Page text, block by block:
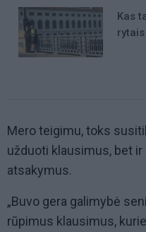
Kas
Mero teigimu, toks
užduoti klausimus, bet
atsakymus.
„Buvo gera galimybė
rūpimus klausimus,